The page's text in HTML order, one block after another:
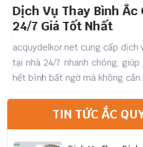
Dịch Vụ Thay Bình Ắc
24/7 Giá Tốt Nhất
acquydelkor.net cung cấp dịch
tại nhà 24/7 nhanh chóng, giúp
hết bình bất ngờ mà không cần...
TIN TỨC ẮC